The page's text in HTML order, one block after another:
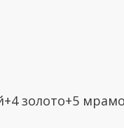
золото+5